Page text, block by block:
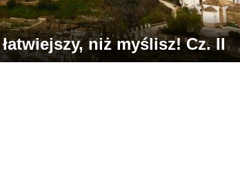
niż myślisz! Cz. II